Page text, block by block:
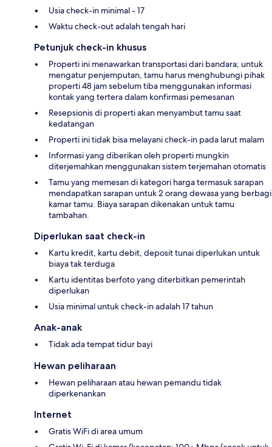
Usia check-in minimal - 17
Waktu check-out adalah tengah hari
Petunjuk check-in khusus
Properti ini menawarkan transportasi dari bandara; untuk
mengatur penjemputan, tamu harus menghubungi pihak
properti 48 jam sebelum tiba menggunakan informasi
kontak yang tertera dalam konfirmasi pemesanan
Resepsionis di properti akan menyambut tamu saat
kedatangan
Properti ini tidak bisa melayani check-in pada larut malam
Informasi yang diberikan oleh properti mungkin
diterjemahkan menggunakan sistem terjemahan otomatis
Tamu yang memesan di kategori harga termasuk sarapan
mendapatkan sarapan untuk 2 orang dewasa yang berbagi
kamar tamu. Biaya sarapan dikenakan untuk tamu
tambahan.
Diperlukan saat check-in
Kartu kredit, kartu debit, deposit tunai diperlukan untuk
biaya tak terduga
Kartu identitas berfoto yang diterbitkan pemerintah
diperlukan
Usia minimal untuk check-in adalah 17 tahun
Anak-anak
Tidak ada tempat tidur bayi
Hewan peliharaan
Hewan peliharaan atau hewan pemandu tidak
diperkenankan
Internet
Gratis WiFi di area umum